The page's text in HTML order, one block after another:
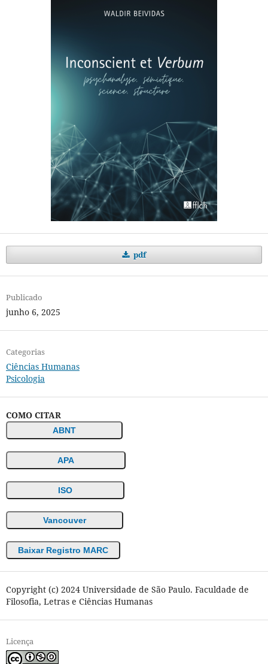
pdf
Publicado
junho 6, 2025
Categorias
Ciências Humanas
Psicologia
COMO CITAR
ABNT
APA
ISO
Vancouver
Baixar Registro MARC
Copyright (c) 2024 Universidade de São Paulo. Faculdade de
Filosofia, Letras e Ciências Humanas
Licença